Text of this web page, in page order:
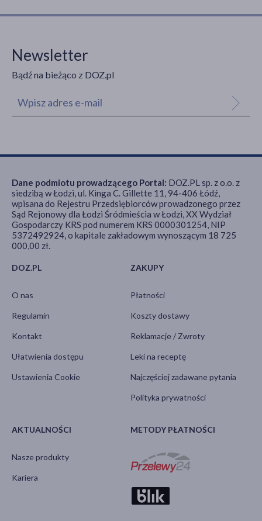
Newsletter
Bądź na bieżąco z DOZ.pl
DOZ.PL
O nas
Regulamin
Kontakt
Ułatwienia dostępu
Ustawienia Cookie
ZAKUPY
Płatności
Koszty dostawy
Reklamacje / Zwroty
Leki na receptę
Najczęściej zadawane pytania
Polityka prywatności
AKTUALNOŚCI
Nasze produkty
Kariera
METODY PŁATNOŚCI
Dane podmiotu prowadzącego Portal: DOZ.PL sp. z o.o. z
siedzibą w Łodzi, ul. Kinga C. Gillette 11, 94-406 Łódź,
wpisana do Rejestru Przedsiębiorców prowadzonego przez
Sąd Rejonowy dla Łodzi Śródmieścia w Łodzi, XX Wydział
Gospodarczy KRS pod numerem KRS 0000301254, NIP
5372492924, o kapitale zakładowym wynoszącym 18 725
000,00 zł.